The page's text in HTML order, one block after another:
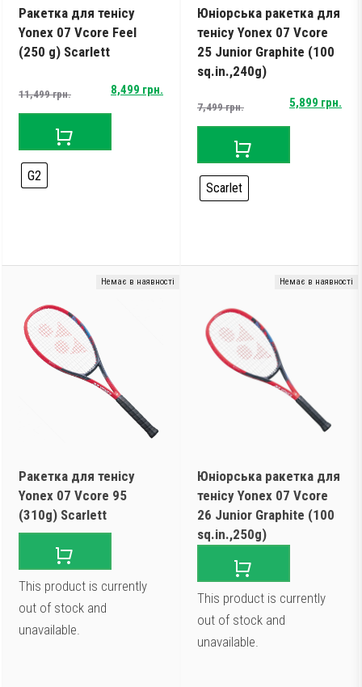
Ракетка для тенісу
Yonex 07 Vcore Feel
(250 g) Scarlett
11,499грн.Original
price
was:
8,499 грн.
Current
price
is:
G2
Юніорська ракетка для
тенісу Yonex 07 Vcore
25 Junior Graphite (100
sq.in.,240g)
7,499грн.Original
price
was:
7,499 грн..
5,899 грн.
Current
price
is:
5,899 грн..
Scarlet
Немає в наявності
Ракетка для тенісу
Yonex 07 Vcore 95
(310g) Scarlett
This product is currently
out of stock and
unavailable.
Немає в наявності
Юніорська ракетка для
тенісу Yonex 07 Vcore
26 Junior Graphite (100
sq.in.,250g)
This product is currently
out of stock and
unavailable.